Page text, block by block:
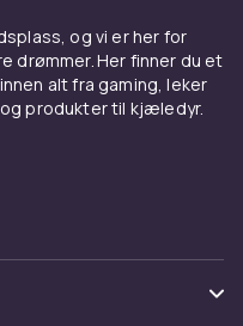
og vi er her for
drømmer. Her finner du et
alt fra gaming, leker
produkter til kjæledyr.